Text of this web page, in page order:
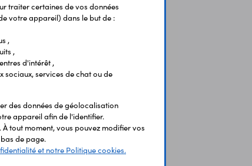
consulté
traiter certaines de vos données
votre appareil) dans le but de :
,
,
d'intérêt ,
sociaux, services de chat ou de
des données de géolocalisation
appareil afin de l'identifier.
tout moment, vous pouvez modifier vos
de page.
et notre Politique cookies.